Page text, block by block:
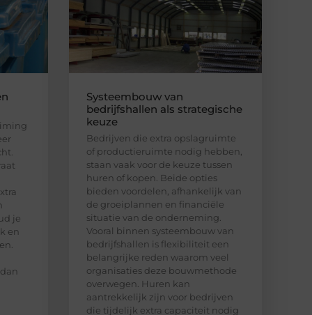
je
en
Systeembouw van
bedrijfshallen als strategische
keuze
Bedrijven die extra opslagruimte
of productieruimte nodig hebben,
staan vaak voor de keuze tussen
huren of kopen. Beide opties
bieden voordelen, afhankelijk van
de groeiplannen en financiële
situatie van de onderneming.
Vooral binnen systeembouw van
bedrijfshallen is flexibiliteit een
belangrijke reden waarom veel
organisaties deze bouwmethode
overwegen. Huren kan
aantrekkelijk zijn voor bedrijven
die tijdelijk extra capaciteit nodig